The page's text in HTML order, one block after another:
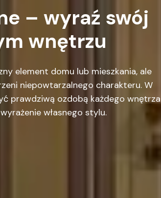
– wyraź swój
wnętrzu
element domu lub mieszkania, ale
niepowtarzalnego charakteru. W
prawdziwą ozdobą każdego wnętrza
własnego stylu.